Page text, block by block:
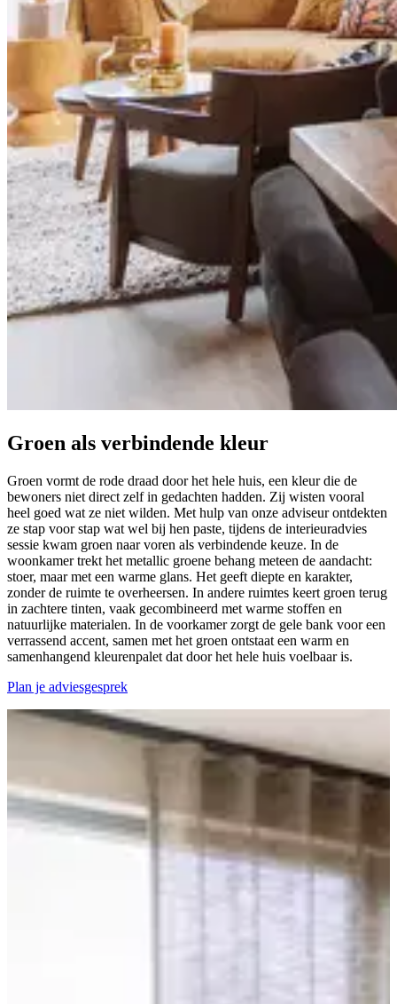
Groen als verbindende kleur
Groen vormt de rode draad door het hele huis, een kleur die de
bewoners niet direct zelf in gedachten hadden. Zij wisten vooral
heel goed wat ze niet wilden. Met hulp van onze adviseur ontdekten
ze stap voor stap wat wel bij hen paste, tijdens de interieuradvies
sessie kwam groen naar voren als verbindende keuze. In de
woonkamer trekt het metallic groene behang meteen de aandacht:
stoer, maar met een warme glans. Het geeft diepte en karakter,
zonder de ruimte te overheersen. In andere ruimtes keert groen terug
in zachtere tinten, vaak gecombineerd met warme stoffen en
natuurlijke materialen. In de voorkamer zorgt de gele bank voor een
verrassend accent, samen met het groen ontstaat een warm en
samenhangend kleurenpalet dat door het hele huis voelbaar is.
Plan je adviesgesprek